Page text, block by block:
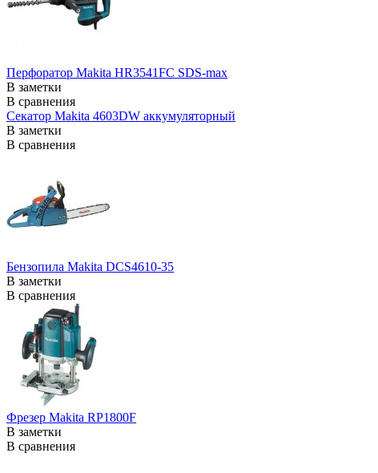
Перфоратор Makita HR3541FC SDS-max
В заметки
В сравнения
Секатор Makita 4603DW аккумуляторный
В заметки
В сравнения
Бензопила Makita DCS4610-35
В заметки
В сравнения
Фрезер Makita RP1800F
В заметки
В сравнения